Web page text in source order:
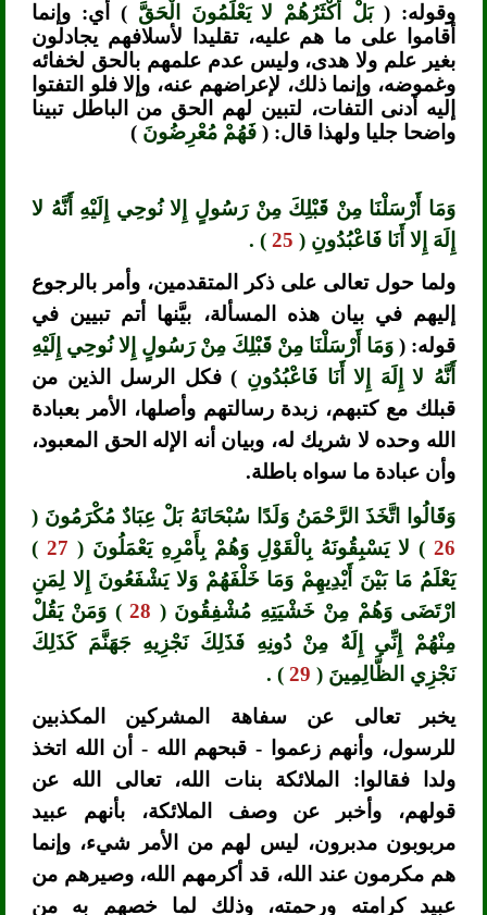
وقوله: (بَلْ أَكْثَرُهُمْ لا يَعْلَمُونَ الْحَقَّ) أي: وإنما
أقاموا على ما هم عليه، تقليدا لأسلافهم يجادلون
بغير علم ولا هدى، وليس عدم علمهم بالحق لخفائه
وغموضه، وإنما ذلك، لإعراضهم عنه، وإلا فلو التفتوا
إليه أدنى التفات، لتبين لهم الحق من الباطل تبينا
واضحا جليا ولهذا قال: (فَهُمْ مُعْرِضُونَ )
وَمَا أَرْسَلْنَا مِنْ قَبْلِكَ مِنْ رَسُولٍ إِلا نُوحِي إِلَيْهِ أَنَّهُ لا
إِلَهَ إِلا أَنَا فَاعْبُدُونِ (25
) .
ولما حول تعالى على ذكر المتقدمين، وأمر بالرجوع
إليهم في بيان هذه المسألة، بيَّنها أتم تبيين في
قوله: (وَمَا أَرْسَلْنَا مِنْ قَبْلِكَ مِنْ رَسُولٍ إِلا نُوحِي إِلَيْهِ
أَنَّهُ لا إِلَهَ إِلا أَنَا فَاعْبُدُونِ ) فكل الرسل الذين من
قبلك مع كتبهم، زبدة رسالتهم وأصلها، الأمر بعبادة
الله وحده لا شريك له، وبيان أنه الإله الحق المعبود،
وأن عبادة ما سواه باطلة.
وَقَالُوا اتَّخَذَ الرَّحْمَنُ وَلَدًا سُبْحَانَهُ بَلْ عِبَادٌ مُكْرَمُونَ (
26 ) لا يَسْبِقُونَهُ بِالْقَوْلِ وَهُمْ بِأَمْرِهِ يَعْمَلُونَ (
)
يَعْلَمُ مَا بَيْنَ أَيْدِيهِمْ وَمَا خَلْفَهُمْ وَلا يَشْفَعُونَ إِلا لِمَنِ
ارْتَضَى وَهُمْ مِنْ خَشْيَتِهِ مُشْفِقُونَ (
) وَمَنْ يَقُلْ
مِنْهُمْ إِنِّي إِلَهٌ مِنْ دُونِهِ فَذَلِكَ نَجْزِيهِ جَهَنَّمَ كَذَلِكَ
نَجْزِي الظَّالِمِينَ (29
) .
يخبر تعالى عن سفاهة المشركين المكذبين
للرسول، وأنهم زعموا - قبحهم الله - أن الله اتخذ
ولدا فقالوا: الملائكة بنات الله، تعالى الله عن
قولهم، وأخبر عن وصف الملائكة، بأنهم عبيد
مربوبون مدبرون، ليس لهم من الأمر شيء، وإنما
هم مكرمون عند الله، قد أكرمهم الله، وصيرهم من
عبيد كرامته ورحمته، وذلك لما خصهم به من